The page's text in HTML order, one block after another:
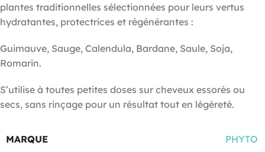
plantes traditionnelles sélectionnées pour leurs vertus
hydratantes, protectrices et régénérantes :
Guimauve, Sauge, Calendula, Bardane, Saule, Soja,
Romarin.
S’utilise à toutes petites doses sur cheveux essorés ou
secs, sans rinçage pour un résultat tout en légèreté.
MARQUE PHYTO